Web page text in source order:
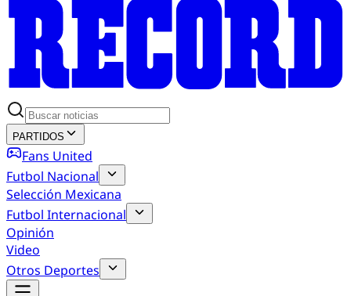
PARTIDOS
Fans United
Futbol Nacional
Selección Mexicana
Futbol Internacional
Opinión
Video
Otros Deportes